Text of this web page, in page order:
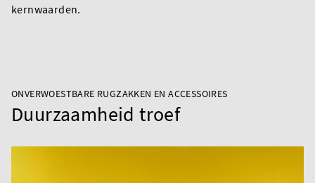
kernwaarden.
ONVERWOESTBARE RUGZAKKEN EN ACCESSOIRES
Duurzaamheid troef